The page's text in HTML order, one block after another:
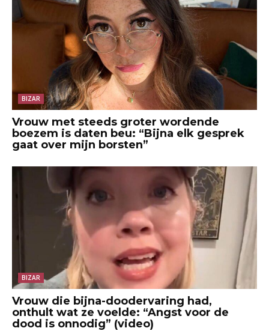
BIZAR
Vrouw met steeds groter wordende
boezem is daten beu: “Bijna elk gesprek
gaat over mijn borsten”
BIZAR
Vrouw die bijna-doodervaring had,
onthult wat ze voelde: “Angst voor de
dood is onnodig” (video)